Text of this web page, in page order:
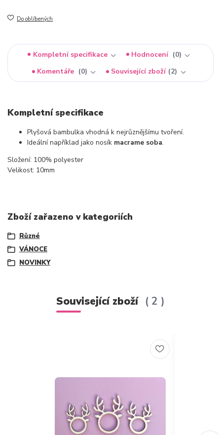
Do oblíbených
Kompletní specifikace Hodnocení
0
Komentáře
0 Související zboží 2
Kompletní specifikace
Plyšová bambulka vhodná k nejrůznějšímu tvoření.
Ideální například jako nosík macrame soba.
Složení: 100% polyester
Velikost: 10mm
Zboží zařazeno v kategoriích
Různé
VÁNOCE
NOVINKY
Související zboží 2